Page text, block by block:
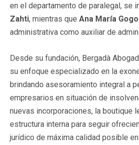
en el departamento de paralegal, se
Zahti, mientras que Ana María
administrativa como auxiliar de
Desde su fundación, Bergadà
su enfoque especializado en la
brindando asesoramiento integral a
empresarios en situación de
nuevas incorporaciones, la boutique
estructura interna para seguir
jurídico de máxima calidad posible